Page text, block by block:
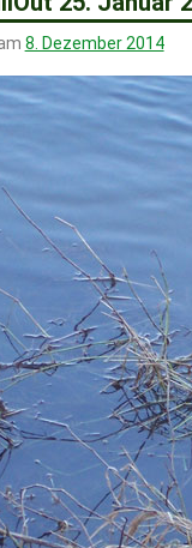
8. Dezember 2014